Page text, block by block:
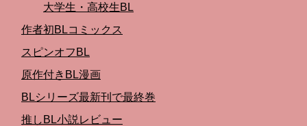
大学生・高校生BL
作者初BLコミックス
スピンオフBL
原作付きBL漫画
BLシリーズ最新刊で最終巻
推しBL小説レビュー